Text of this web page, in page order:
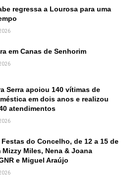
regressa a Lourosa para uma
em Canas de Senhorim
Serra apoiou 140 vítimas de
em dois anos e realizou
atendimentos
do Concelho, de 12 a 15 de
Miles, Nena & Joana
e Miguel Araújo